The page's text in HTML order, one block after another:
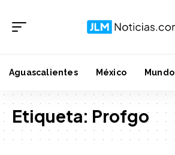
Aguascalientes México Mundo
Etiqueta: Profgo